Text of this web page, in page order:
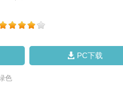
PC下载
色